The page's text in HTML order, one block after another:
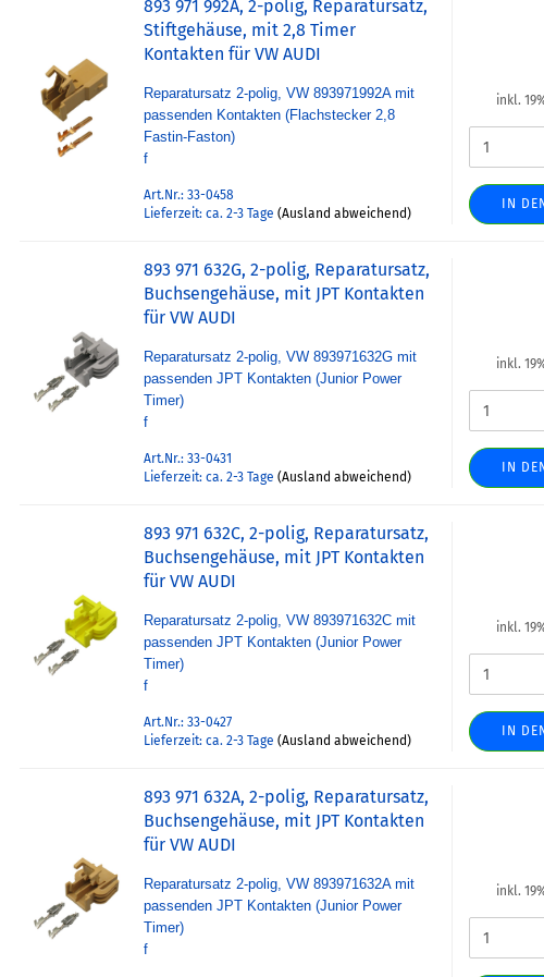
893 971 992A, 2-polig, Reparatursatz,
Stiftgehäuse, mit 2,8 Timer
Kontakten für VW AUDI
Reparatursatz 2-polig, VW 893971992A mit
passenden Kontakten (Flachstecker 2,8
Fastin-Faston)
f
Art.Nr.: 33-0458
Lieferzeit: ca. 2-3 Tage (Ausland abweichend)
inkl.
IN
893 971 632G, 2-polig, Reparatursatz,
Buchsengehäuse, mit JPT Kontakten
für VW AUDI
Reparatursatz 2-polig, VW 893971632G mit
passenden JPT Kontakten (Junior Power
Timer)
f
Art.Nr.: 33-0431
Lieferzeit: ca. 2-3 Tage (Ausland abweichend)
inkl.
IN
893 971 632C, 2-polig, Reparatursatz,
Buchsengehäuse, mit JPT Kontakten
für VW AUDI
Reparatursatz 2-polig, VW 893971632C mit
passenden JPT Kontakten (Junior Power
Timer)
f
Art.Nr.: 33-0427
Lieferzeit: ca. 2-3 Tage (Ausland abweichend)
inkl.
IN
893 971 632A, 2-polig, Reparatursatz,
Buchsengehäuse, mit JPT Kontakten
für VW AUDI
Reparatursatz 2-polig, VW 893971632A mit
passenden JPT Kontakten (Junior Power
Timer)
f
inkl.